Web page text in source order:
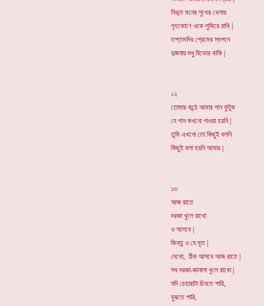
নিভৃত মনের সুখের খেলায়
গৃহকোণে ওকে লুকিয়ে রাখি |
তপ্তমদির প্রেমের স্বপনে
দুজনায় শুধু বিভোর থাকি |
১২
তোমার কন্ঠে আমার গান ফুটুক
যে গান কখনো গাওয়া হয়নি |
তুমি এখনো তো কিছুই বলনি
কিছুই বলা হয়নি আমার |
১৩
আজ রাতে
দরজা খুলে রাখো
ও আসবে |
কিন্তু ও যে মৃত |
দেখো, ঠিক আসবে আজ রাতে |
সব দরজা-জানালা খুলে রাখো |
যদি চেহারাটা চিনতে পারি,
বুঝতে পারি,